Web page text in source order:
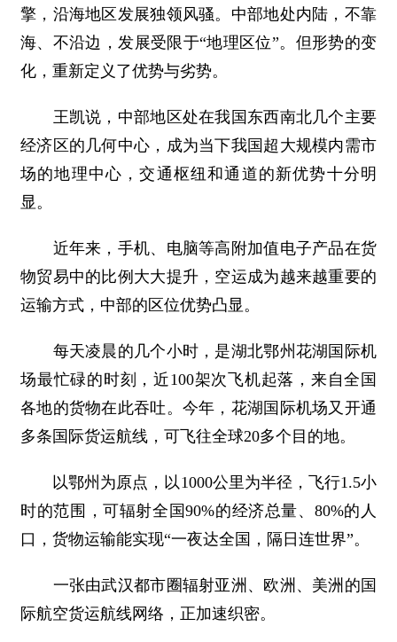
擎，沿海地区发展独领风骚。中部地处内陆，不靠
海、不沿边，发展受限于“地理区位”。但形势的变
化，重新定义了优势与劣势。
王凯说，中部地区处在我国东西南北几个主要
经济区的几何中心，成为当下我国超大规模内需市
场的地理中心，交通枢纽和通道的新优势十分明
显。
近年来，手机、电脑等高附加值电子产品在货
物贸易中的比例大大提升，空运成为越来越重要的
运输方式，中部的区位优势凸显。
每天凌晨的几个小时，是湖北鄂州花湖国际机
场最忙碌的时刻，近100架次飞机起落，来自全国
各地的货物在此吞吐。今年，花湖国际机场又开通
多条国际货运航线，可飞往全球20多个目的地。
以鄂州为原点，以1000公里为半径，飞行1.5小
时的范围，可辐射全国90%的经济总量、80%的人
口，货物运输能实现“一夜达全国，隔日连世界”。
一张由武汉都市圈辐射亚洲、欧洲、美洲的国
际航空货运航线网络，正加速织密。